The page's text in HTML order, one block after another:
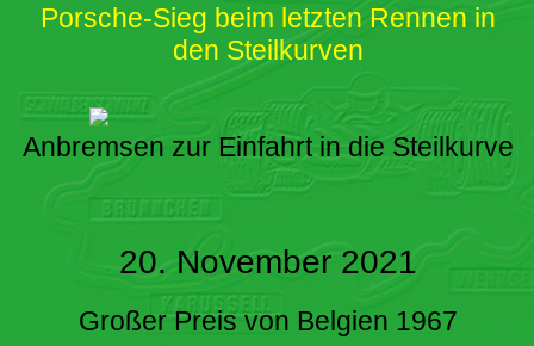
Porsche-Sieg beim letzten Rennen in
den Steilkurven
Anbremsen zur Einfahrt in die Steilkurve
20. November 2021
Großer Preis von Belgien 1967